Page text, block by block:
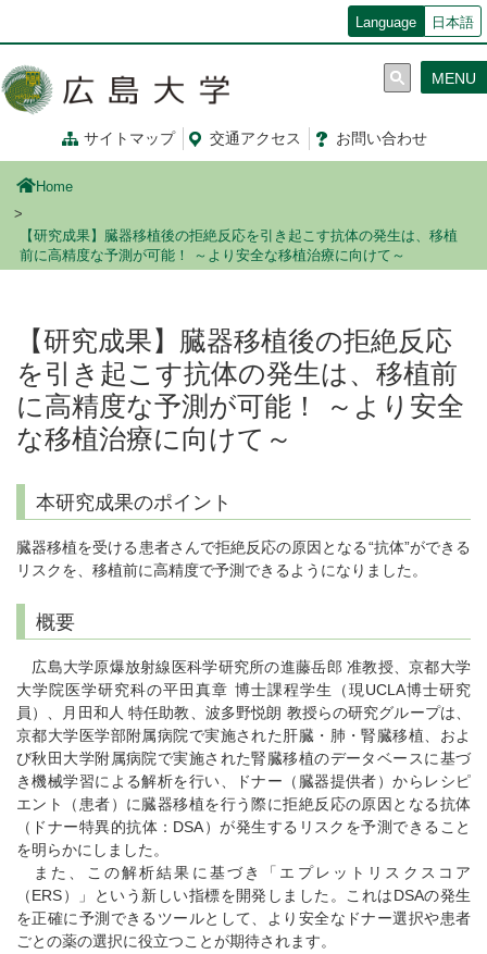
コ
ン
移
Language 日本語
サイトマップ 交通アクセス お問い合わせ
MENU
Home
【研究成果】臓器移植後の拒絶反応を引き起こす抗体の発生は、移植
前に高精度な予測が可能！ ～より安全な移植治療に向けて～
【研究成果】臓器移植後の拒絶反応
を引き起こす抗体の発生は、移植前
に高精度な予測が可能！ ～より安全
な移植治療に向けて～
本研究成果のポイント
臓器移植を受ける患者さんで拒絶反応の原因となる“抗体”ができる
リスクを、移植前に高精度で予測できるようになりました。
概要
広島大学原爆放射線医科学研究所の進藤岳郎 准教授、京都大学
大学院医学研究科の平田真章 博士課程学生（現UCLA博士研究
員）、月田和人 特任助教、波多野悦朗 教授らの研究グループは、
京都大学医学部附属病院で実施された肝臓・肺・腎臓移植、およ
び秋田大学附属病院で実施された腎臓移植のデータベースに基づ
き機械学習による解析を行い、ドナー（臓器提供者）からレシピ
エント（患者）に臓器移植を行う際に拒絶反応の原因となる抗体
（ドナー特異的抗体：DSA）が発生するリスクを予測できること
を明らかにしました。
また、この解析結果に基づき「エプレットリスクスコア
（ERS）」という新しい指標を開発しました。これはDSAの発生
を正確に予測できるツールとして、より安全なドナー選択や患者
ごとの薬の選択に役立つことが期待されます。